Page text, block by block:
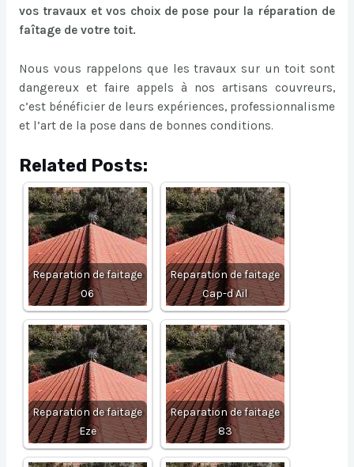
vos travaux et vos choix de pose pour la réparation de
faîtage de votre toit.
Nous vous rappelons que les travaux sur un toit sont
dangereux et faire appels à nos artisans couvreurs,
c’est bénéficier de leurs expériences, professionnalisme
et l’art de la pose dans de bonnes conditions.
Related Posts:
Reparation de faitage
06
Reparation de faitage
Cap-d Ail
Reparation de faitage
Eze
Reparation de faitage
83